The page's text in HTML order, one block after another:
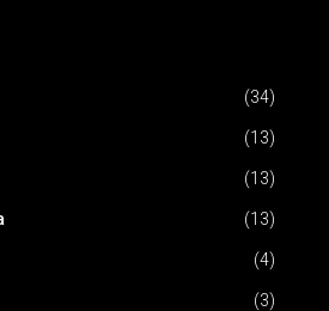
(34)
(13)
(13)
(13)
(4)
(3)